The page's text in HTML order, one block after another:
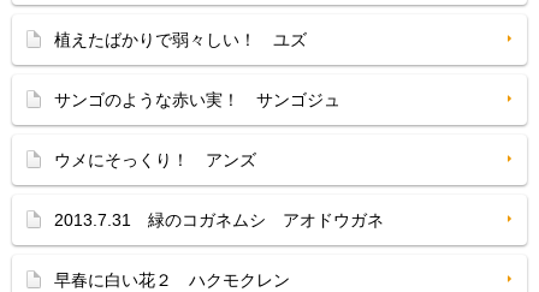
植えたばかりで弱々しい！ ユズ
サンゴのような赤い実！ サンゴジュ
ウメにそっくり！ アンズ
2013.7.31 緑のコガネムシ アオドウガネ
早春に白い花２ ハクモクレン